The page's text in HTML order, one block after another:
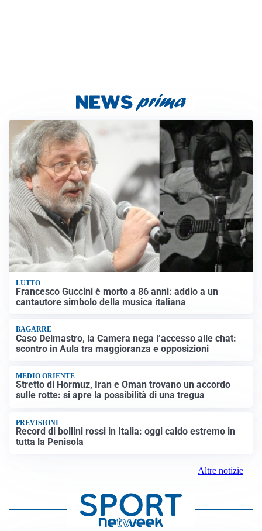
LUTTO
Francesco Guccini è morto a 86 anni: addio a un
cantautore simbolo della musica italiana
BAGARRE
Caso Delmastro, la Camera nega l’accesso alle chat:
scontro in Aula tra maggioranza e opposizioni
MEDIO ORIENTE
Stretto di Hormuz, Iran e Oman trovano un accordo
sulle rotte: si apre la possibilità di una tregua
PREVISIONI
Record di bollini rossi in Italia: oggi caldo estremo in
tutta la Penisola
Altre notizie